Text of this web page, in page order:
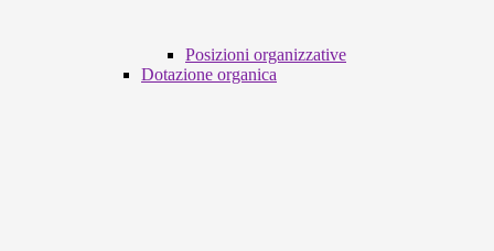
Posizioni organizzative
Dotazione organica